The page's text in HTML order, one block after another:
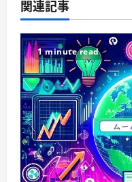
関連記事
1 minute read